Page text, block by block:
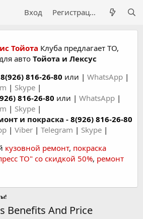
Вход Регистрация
Тойота Клуба предлагает ТО,
авто Тойота и Лексус
8(926) 816-26-80 или | WhatsApp |
| Skype |
816-26-80 или | WhatsApp |
| Skype |
и покраска - 8(926) 816-26-80
| Viber | Telegram | Skype |
кузовной ремонт, покраска
ТО" со скидкой 50%, ремонт
Benefits And Price